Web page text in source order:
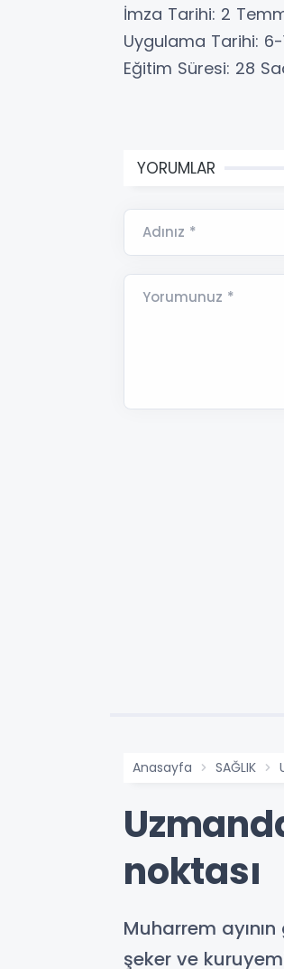
İmza Tarihi: 2
Uygulama Tarihi:
Eğitim Süresi: 28
YORUMLAR
Adınız *
Yorumunuz *
Anasayfa SAĞLIK
noktası
Muharrem
şeker ve